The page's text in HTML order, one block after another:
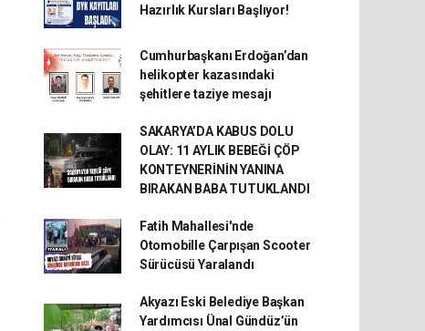
Hazırlık Kursları Başlıyor!
Cumhurbaşkanı Erdoğan’dan
helikopter kazasındaki
şehitlere taziye mesajı
SAKARYA’DA KABUS DOLU
OLAY: 11 AYLIK BEBEĞİ ÇÖP
KONTEYNERİNİN YANINA
BIRAKAN BABA TUTUKLANDI
Fatih Mahallesi'nde
Otomobille Çarpışan Scooter
Sürücüsü Yaralandı
Akyazı Eski Belediye Başkan
Yardımcısı Ünal Gündüz’ün